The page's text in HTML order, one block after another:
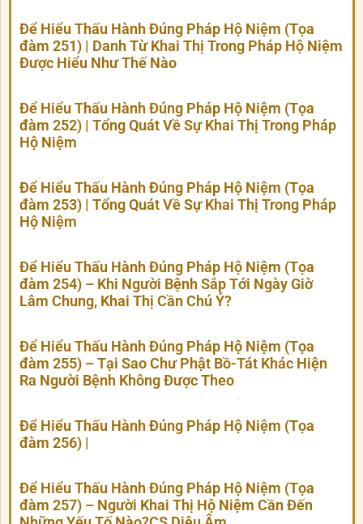
Để Hiểu Thấu Hành Đúng Pháp Hộ Niệm (Tọa
đàm 251) | Danh Từ Khai Thị Trong Pháp Hộ Niệm
Được Hiểu Như Thế Nào
Để Hiểu Thấu Hành Đúng Pháp Hộ Niệm (Tọa
đàm 252) | Tổng Quát Về Sự Khai Thị Trong Pháp
Hộ Niệm
Để Hiểu Thấu Hành Đúng Pháp Hộ Niệm (Tọa
đàm 253) | Tổng Quát Về Sự Khai Thị Trong Pháp
Hộ Niệm
Để Hiểu Thấu Hành Đúng Pháp Hộ Niệm (Tọa
đàm 254) – Khi Người Bệnh Sắp Tới Ngày Giờ
Lâm Chung, Khai Thị Cần Chú Ý?
Để Hiểu Thấu Hành Đúng Pháp Hộ Niệm (Tọa
đàm 255) – Tại Sao Chư Phật Bồ-Tát Khác Hiện
Ra Người Bệnh Không Được Theo
Để Hiểu Thấu Hành Đúng Pháp Hộ Niệm (Tọa
đàm 256) |
Để Hiểu Thấu Hành Đúng Pháp Hộ Niệm (Tọa
đàm 257) – Người Khai Thị Hộ Niệm Cần Đến